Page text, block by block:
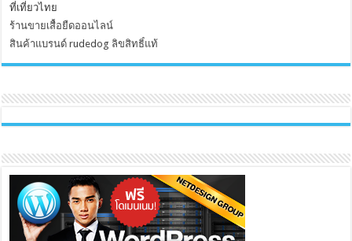
ที่เที่ยวไทย
ร้านขายเสื้อยืดออนไลน์
สินค้าแบรนด์ rudedog ลิขสิทธิ์แท้